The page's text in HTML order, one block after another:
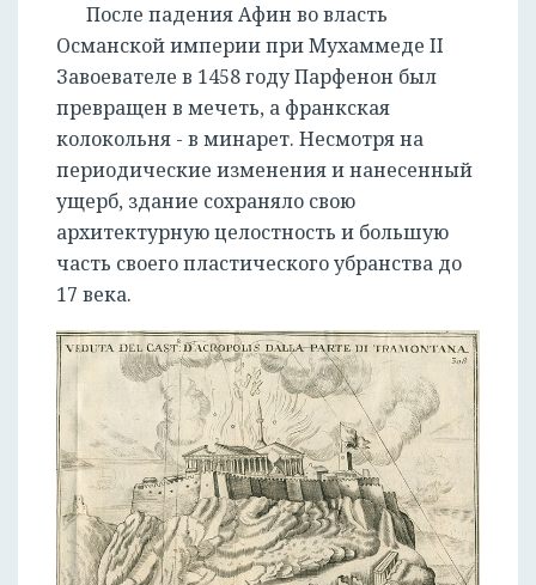
После падения Афин во власть
Османской империи при Мухаммеде II
Завоевателе в 1458 году Парфенон был
превращен в мечеть, а франкская
колокольня - в минарет. Несмотря на
периодические изменения и нанесенный
ущерб, здание сохраняло свою
архитектурную целостность и большую
часть своего пластического убранства до
17 века.